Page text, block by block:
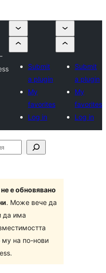
Submit
a plugin
My
favorites
Log in
Submit
a plugin
My
favorites
Log in
не е обновявано
. Може вече да
да има
му на по-нови